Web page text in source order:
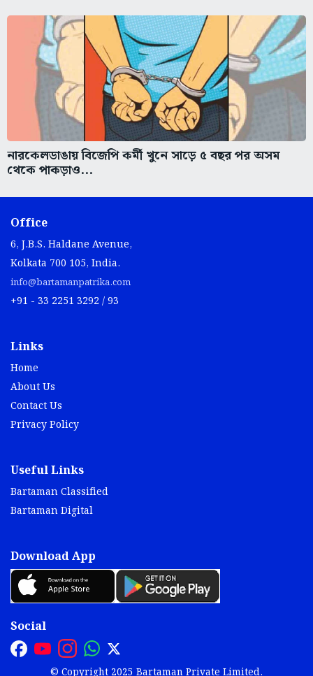
নারকেলডাঙায় বিজেপি কর্মী খুনে সাড়ে ৫ বছর পর অসম
থেকে পাকড়াও...
Office
6, J.B.S. Haldane Avenue,
Kolkata 700 105, India.
info@bartamanpatrika.com
+91 - 33 2251 3292 / 93
Links
Home
About Us
Contact Us
Privacy Policy
Useful Links
Bartaman Classified
Bartaman Digital
Download App
Social
© Copyright 2025 Bartaman Private Limited.